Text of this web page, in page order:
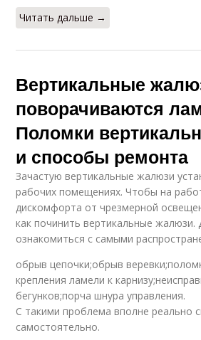
Читать дальше →
Вертикальные
поворачиваются
Поломки
и способы ремонта
Зачастую вертикальные жалюзи
рабочих помещениях. Чтобы на
дискомфорта от чрезмерной
как починить вертикальные жалюзи.
ознакомиться с самыми
обрыв цепочки;обрыв
крепления ламели к
бегунков;порча шнура управления.
С такими проблема вполне реально
самостоятельно.